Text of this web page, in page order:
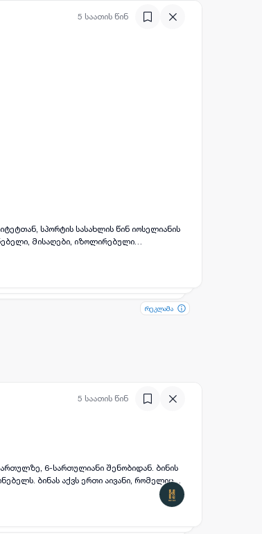
5 საათის წინ
სპორტის სასახლის წინ იოსელიანის
მისაღები, იზოლირებული
რეკლამა
რეკლამა
5 საათის წინ
ყველა ფოტო+(7 )
6-სართულიანი შენობიდან. ბინის
ბინას აქვს ერთი აივანი, რომელიც
და იდეალურია მათთვის, ვინც ეძებს